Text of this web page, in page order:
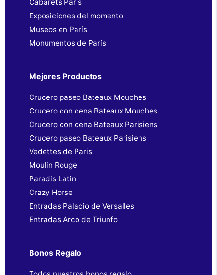
Cabarets París
Exposiciones del momento
Museos en París
Monumentos de París
Mejores Productos
Crucero paseo Bateaux Mouches
Crucero con cena Bateaux Mouches
Crucero con cena Bateaux Parisiens
Crucero paseo Bateaux Parisiens
Vedettes de Paris
Moulin Rouge
Paradis Latin
Crazy Horse
Entradas Palacio de Versalles
Entradas Arco de Triunfo
Bonos Regalo